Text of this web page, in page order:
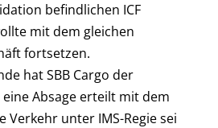
befindlichen ICF
mit dem gleichen
fortsetzen.
hat SBB Cargo der
Absage erteilt mit dem
Verkehr unter IMS-Regie sei